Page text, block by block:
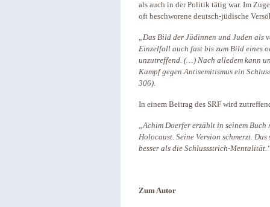
als auch in der Politik tätig war. Im
oft beschworene deutsch-jüdische
„Das Bild der Jüdinnen und Juden als
Einzelfall auch fast bis zum Bild eines
unzutreffend. (…) Nach alledem kann
Kampf gegen Antisemitismus ein
306).
In einem Beitrag des SRF wird
„Achim Doerfer erzählt in seinem
Holocaust. Seine Version schmerzt.
besser als die Schlussstrich-
Zum Autor